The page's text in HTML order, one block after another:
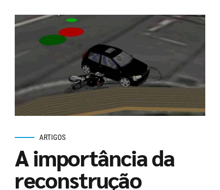
ARTIGOS
A importância da
reconstrução